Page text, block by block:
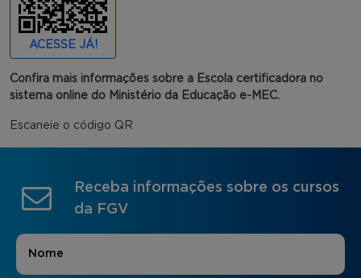
ACESSE JÁ!
Confira mais informações sobre a Escola certificadora no
sistema online do Ministério da Educação e-MEC.
Escaneie o código QR
Receba informações sobre os cursos
da FGV
Nome